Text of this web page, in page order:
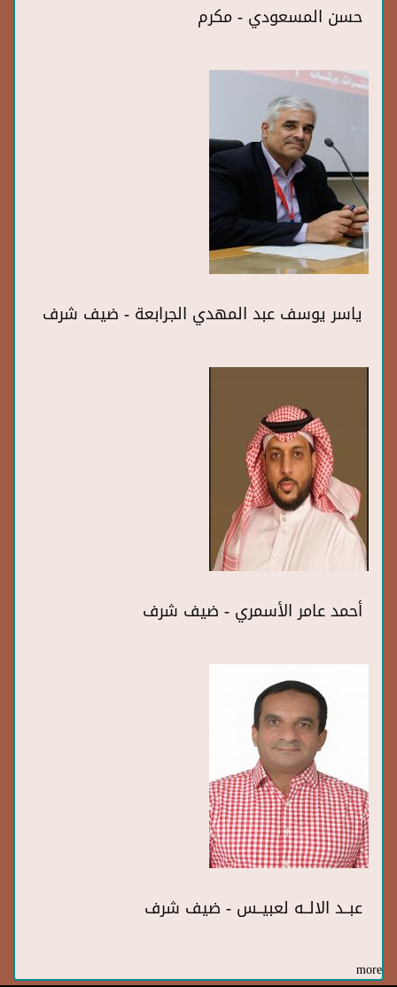
حسن المسعودي - مكرم
ياسر يوسف عبد المهدي الجرابعة - ضيف شرف
أحمد عامر الأسمري - ضيف شرف
عبــد الالــه لعبيــس - ضيف شرف
more